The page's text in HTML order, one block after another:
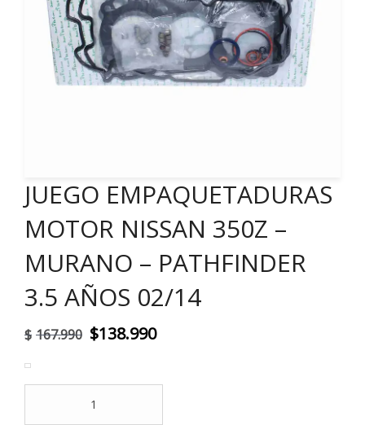
JUEGO EMPAQUETADURAS
MOTOR NISSAN 350Z –
MURANO – PATHFINDER
3.5 AÑOS 02/14
$ 167.990 El
original
era:
$138.990El
actual
EMPAQUETADURAS